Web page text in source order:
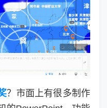
？市面上有很多制作